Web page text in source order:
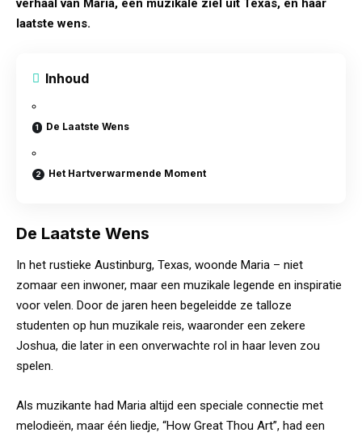
laatste wens.
Inhoud
De Laatste Wens
Het Hartverwarmende Moment
De Laatste Wens
In het rustieke Austinburg, Texas, woonde Maria – niet
zomaar een inwoner, maar een muzikale legende en inspiratie
voor velen. Door de jaren heen begeleidde ze talloze
studenten op hun muzikale reis, waaronder een zekere
Joshua, die later in een onverwachte rol in haar leven zou
spelen.
Als muzikante had Maria altijd een speciale connectie met
melodieën, maar één liedje, “How Great Thou Art”, had een